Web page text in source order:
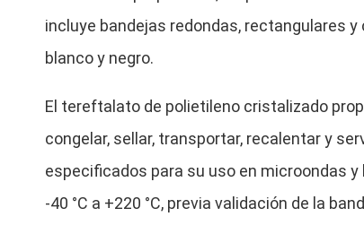
incluye bandejas redondas, rectangulares
blanco y negro.
El tereftalato de polietileno cristalizado
congelar, sellar, transportar, recalentar y
especificados para su uso en microondas
-40 °C a +220 °C, previa validación de la